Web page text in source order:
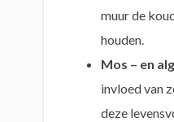
muur de
houden.
Mos – en
invloed van
deze